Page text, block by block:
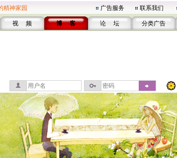
精神家园 广告服务 联系我们
视 频 博 客 论 坛 分类广告